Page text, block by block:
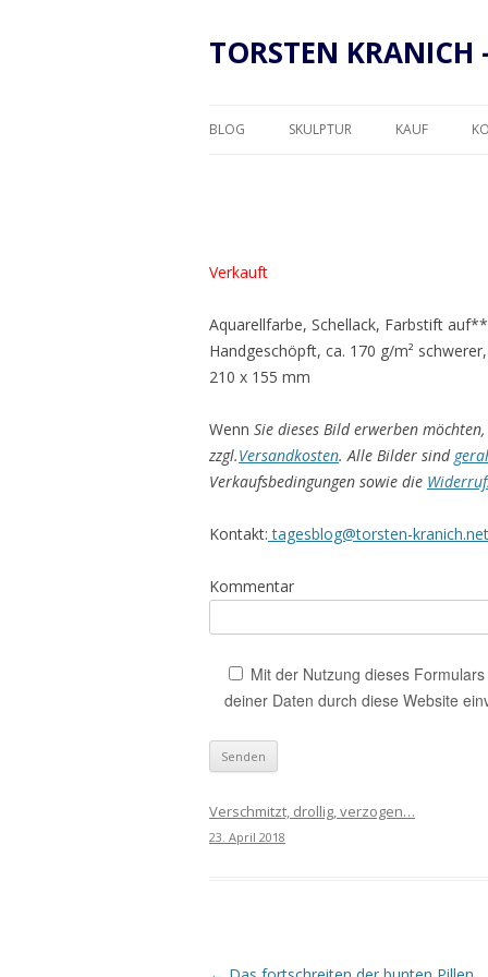
TORSTEN KRANICH
BLOG SKULPTUR KAUF
Verkauft
Aquarellfarbe, Schellack, Farbstift
Handgeschöpft, ca. 170 g/m²
210 x 155 mm
Wenn Sie dieses Bild erwerben
zzgl.Versandkosten. Alle Bilder sind
Verkaufsbedingungen sowie die
Kontakt: tagesblog@torsten-kranich.net
Kommentar
Mit der Nutzung dieses
deiner Daten durch diese Website
Verschmitzt, drollig, verzogen…
23. April 2018